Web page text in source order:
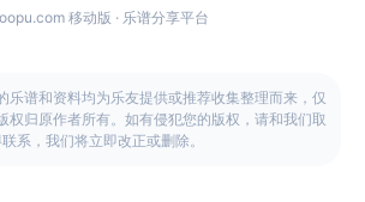
移动版 · 乐谱分享平台
乐谱和资料均为乐友提供或推荐收集整理而来，仅
权归原作者所有。如有侵犯您的版权，请和我们取
系，我们将立即改正或删除。